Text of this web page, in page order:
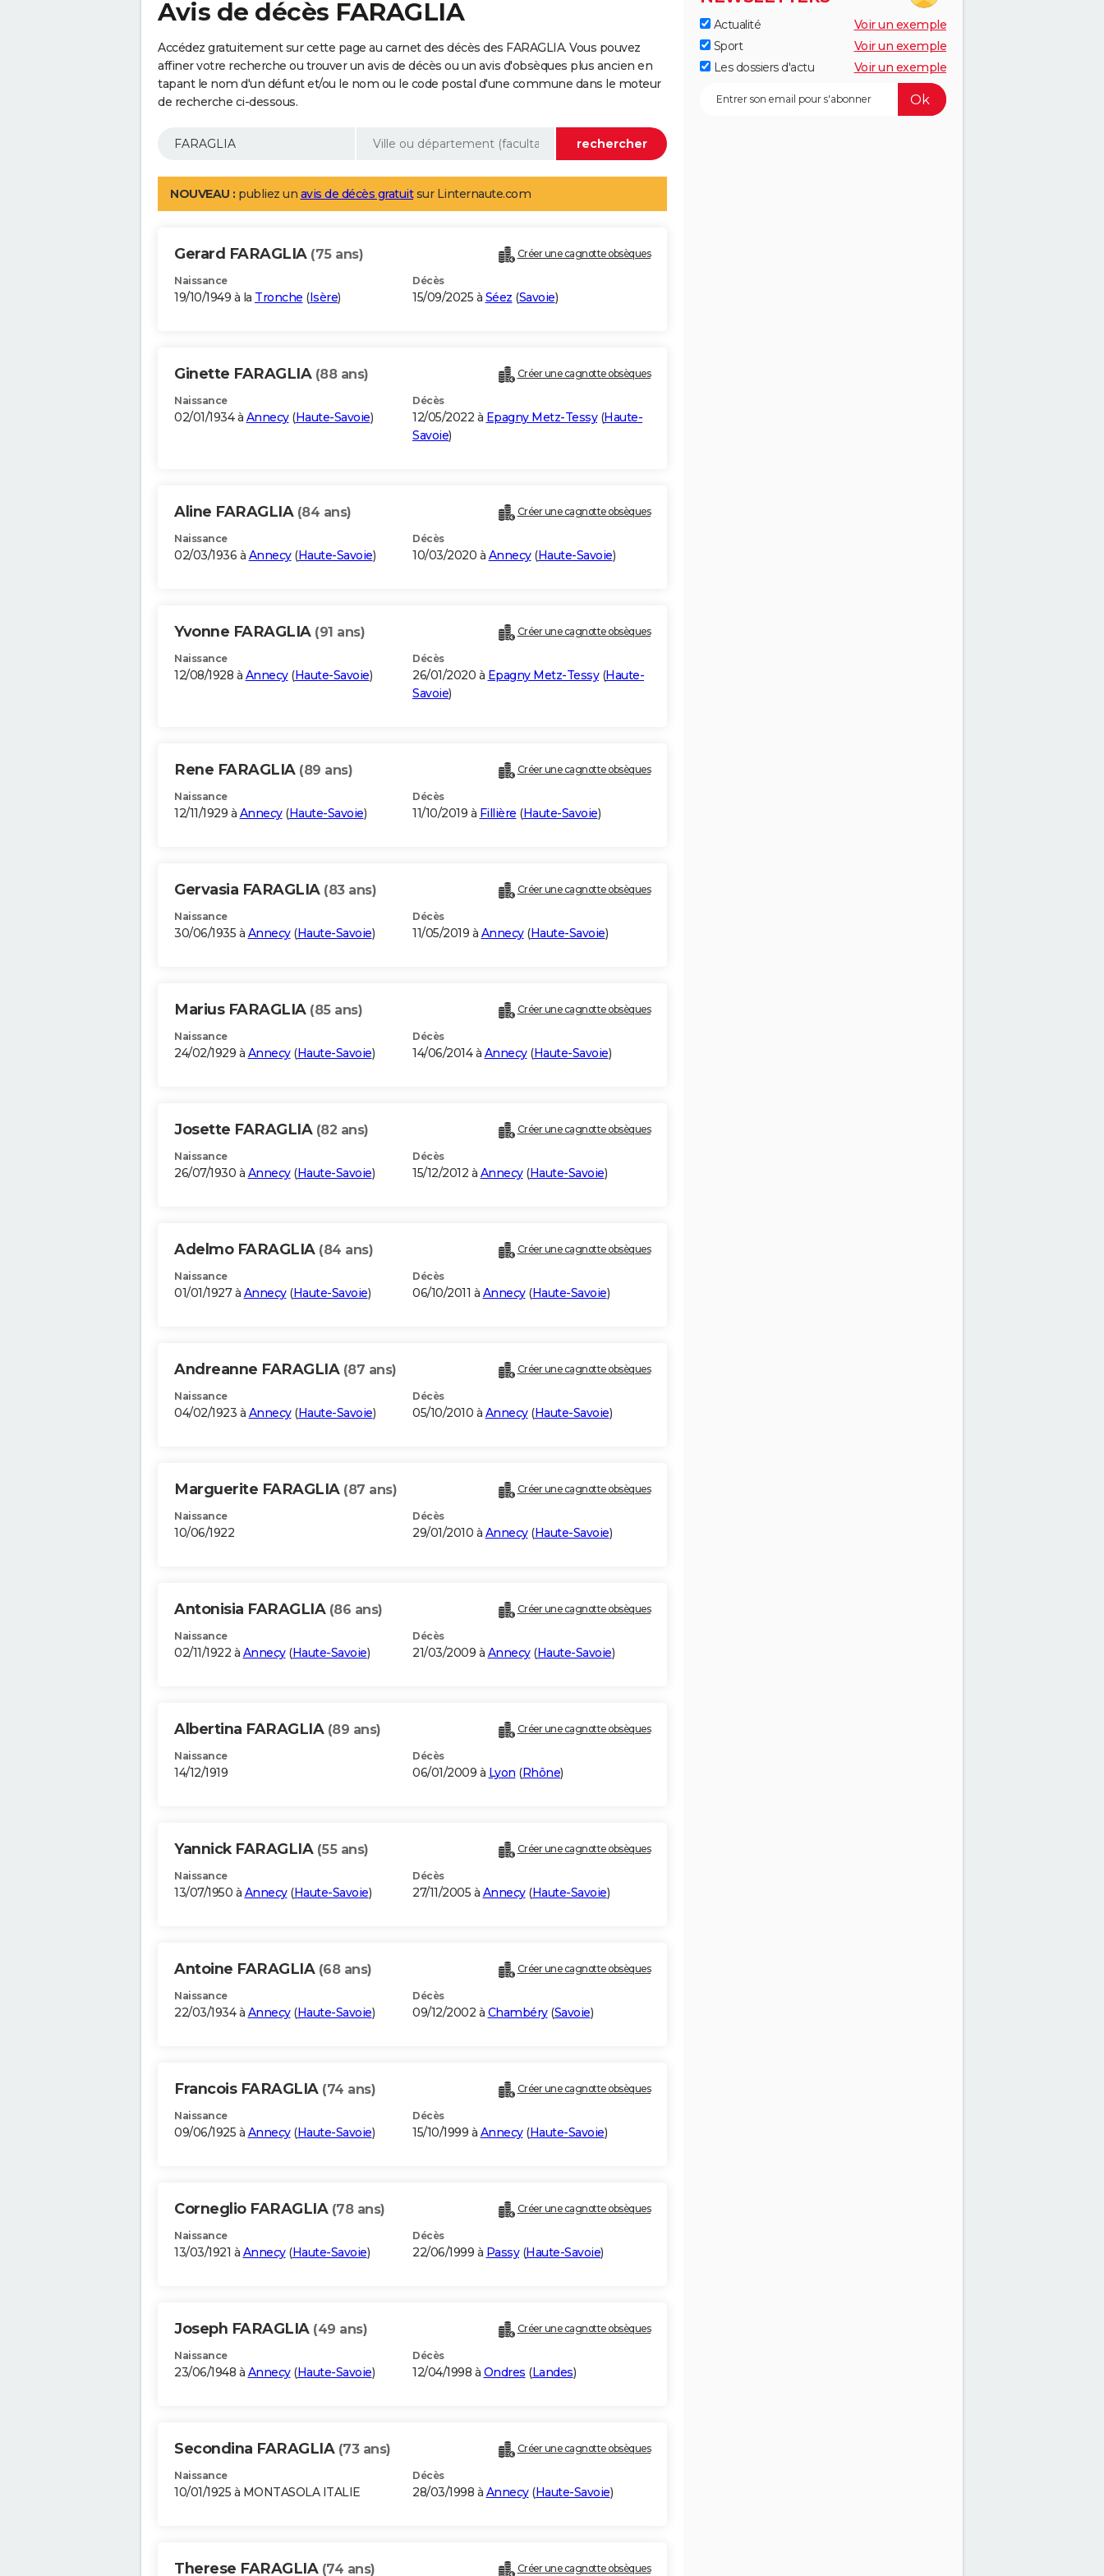
Avis de décès FARAGLIA
Accédez gratuitement sur cette page au carnet des décès des FARAGLIA. Vous pouvez
affiner votre recherche ou trouver un avis de décès ou un avis d'obsèques plus ancien en
tapant le nom d'un défunt et/ou le nom ou le code postal d'une commune dans le moteur
de recherche ci-dessous.
NOUVEAU : publiez un avis de décès gratuitsur Linternaute.com
Gerard FARAGLIA (75 ans) Créer une cagnotte obsèques
Naissance
19/10/1949 à la Tronche (Isère)
Décès
15/09/2025 à Séez (Savoie)
Ginette FARAGLIA (88 ans) Créer une cagnotte obsèques
Naissance
02/01/1934 à Annecy(Haute-Savoie)
Décès
12/05/2022 à Epagny Metz-Tessy(Haute-
Savoie)
Aline FARAGLIA (84 ans) Créer une cagnotte obsèques
Naissance
02/03/1936 à Annecy(Haute-Savoie)
Décès
10/03/2020 à Annecy(Haute-Savoie)
Yvonne FARAGLIA (91 ans) Créer une cagnotte obsèques
Naissance
12/08/1928 à Annecy(Haute-Savoie)
Décès
26/01/2020 à Epagny Metz-Tessy(Haute-
Savoie)
Rene FARAGLIA (89 ans) Créer une cagnotte obsèques
Naissance
12/11/1929 à Annecy(Haute-Savoie)
Décès
11/10/2019 à Fillière (Haute-Savoie)
Gervasia FARAGLIA (83 ans) Créer une cagnotte obsèques
Naissance
30/06/1935 à Annecy(Haute-Savoie)
Décès
11/05/2019 à Annecy(Haute-Savoie)
Marius FARAGLIA (85 ans) Créer une cagnotte obsèques
Naissance
24/02/1929 à Annecy(Haute-Savoie)
Décès
14/06/2014 à Annecy(Haute-Savoie)
Josette FARAGLIA (82 ans) Créer une cagnotte obsèques
Naissance
26/07/1930 à Annecy(Haute-Savoie)
Décès
15/12/2012 à Annecy(Haute-Savoie)
Adelmo FARAGLIA (84 ans) Créer une cagnotte obsèques
Naissance
01/01/1927 à Annecy(Haute-Savoie)
Décès
06/10/2011 à Annecy(Haute-Savoie)
Andreanne FARAGLIA (87 ans) Créer une cagnotte obsèques
Naissance
04/02/1923 à Annecy(Haute-Savoie)
Décès
05/10/2010 à Annecy(Haute-Savoie)
Marguerite FARAGLIA (87 ans) Créer une cagnotte obsèques
Naissance
10/06/1922
Décès
29/01/2010 à Annecy(Haute-Savoie)
Antonisia FARAGLIA (86 ans) Créer une cagnotte obsèques
Naissance
02/11/1922 à Annecy(Haute-Savoie)
Décès
21/03/2009 à Annecy(Haute-Savoie)
Albertina FARAGLIA (89 ans) Créer une cagnotte obsèques
Naissance
14/12/1919
Décès
06/01/2009 à Lyon (Rhône)
Yannick FARAGLIA (55 ans) Créer une cagnotte obsèques
Naissance
13/07/1950 à Annecy(Haute-Savoie)
Décès
27/11/2005 à Annecy(Haute-Savoie)
Antoine FARAGLIA (68 ans) Créer une cagnotte obsèques
Naissance
22/03/1934 à Annecy(Haute-Savoie)
Décès
09/12/2002 à Chambéry(Savoie)
Francois FARAGLIA (74 ans) Créer une cagnotte obsèques
Naissance
09/06/1925 à Annecy(Haute-Savoie)
Décès
15/10/1999 à Annecy(Haute-Savoie)
Corneglio FARAGLIA (78 ans) Créer une cagnotte obsèques
Naissance
13/03/1921 à Annecy(Haute-Savoie)
Décès
22/06/1999 à Passy(Haute-Savoie)
Joseph FARAGLIA (49 ans) Créer une cagnotte obsèques
Naissance
23/06/1948 à Annecy(Haute-Savoie)
Décès
12/04/1998 à Ondres (Landes)
Secondina FARAGLIA (73 ans) Créer une cagnotte obsèques
Naissance
10/01/1925 à MONTASOLA ITALIE
Décès
28/03/1998 à Annecy(Haute-Savoie)
Therese FARAGLIA (74 ans) Créer une cagnotte obsèques
Actualité
Voir un exemple
Sport
Voir un exemple
Les dossiers d'actu
Voir un exemple